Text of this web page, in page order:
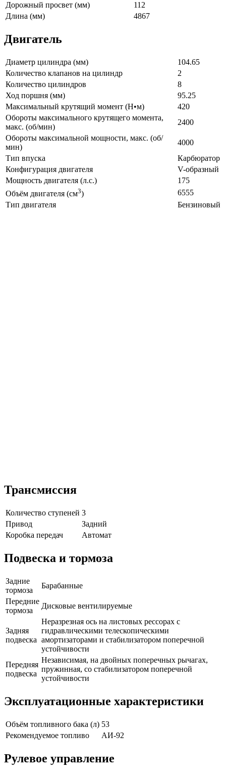
Дорожный просвет (мм)
112
Длина (мм)
4867
Двигатель
Диаметр цилиндра (мм)
104.65
Количество клапанов на цилиндр
2
Количество цилиндров
8
Ход поршня (мм)
95.25
Максимальный крутящий момент (Н•м)
420
Обороты максимального крутящего момента,
макс. (об/мин)
2400
Обороты максимальной мощности, макс. (об/
мин)
4000
Тип впуска
Карбюратор
Конфигурация двигателя
V-образный
Мощность двигателя (л.с.)
175
Объём двигателя (см3)
6555
Тип двигателя
Бензиновый
Трансмиссия
Количество ступеней 3
Привод
Задний
Коробка передач
Автомат
Подвеска и тормоза
Задние
тормоза
Барабанные
Передние
тормоза
Дисковые вентилируемые
Задняя
подвеска
Неразрезная ось на листовых рессорах с
гидравлическими телескопическими
амортизаторами и стабилизатором поперечной
устойчивости
Передняя
подвеска
Независимая, на двойных поперечных рычагах,
пружинная, со стабилизатором поперечной
устойчивости
Эксплуатационные характеристики
Объём топливного бака (л) 53
Рекомендуемое топливо
АИ-92
Рулевое управление